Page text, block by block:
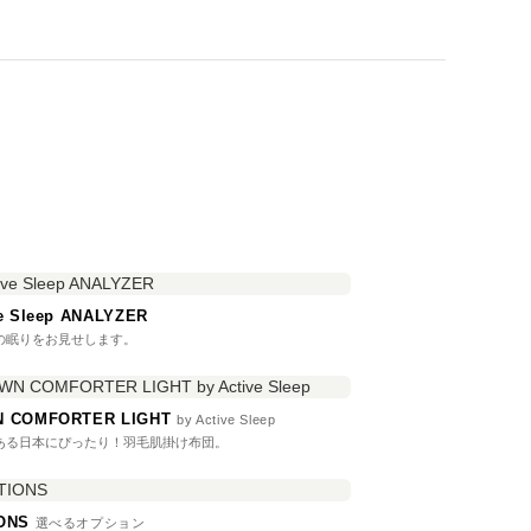
Sleep ANALYZER
眠りをお見せします。
COMFORTER LIGHT by Active Sleep
る日本にぴったり！羽毛肌掛け布団。
選べるオプション